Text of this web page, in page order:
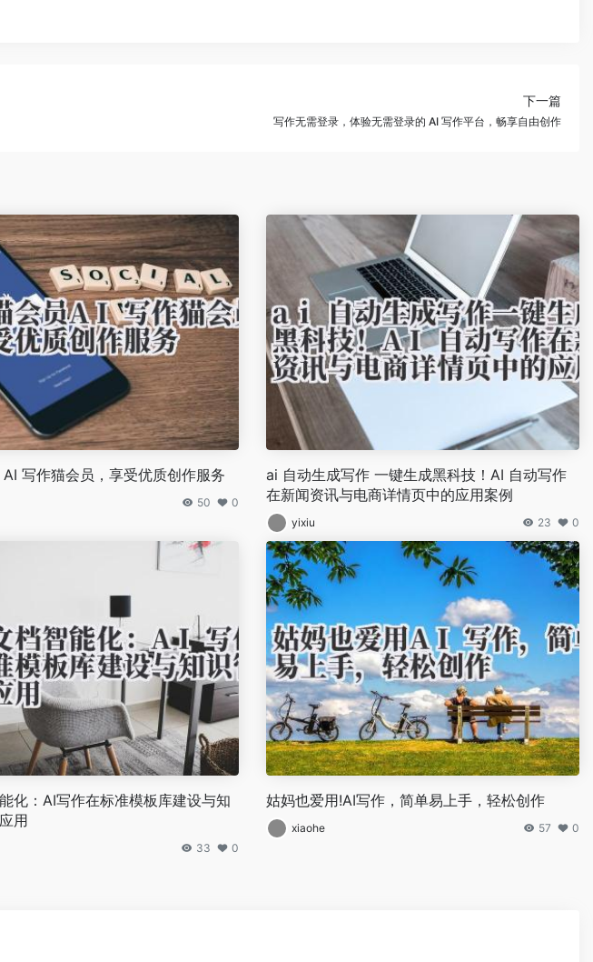
下一篇
写作无需登录，体验无需登录的 AI 写作平台，畅享自由创作
写作猫会员，享受优质创作服务
50 0
ai 自动生成写作 一键生成黑科技！AI 自动写作
在新闻资讯与电商详情页中的应用案例
yixiu 23 0
化：AI写作在标准模板库建设与知
用
33 0
姑妈也爱用!AI写作，简单易上手，轻松创作
xiaohe 57 0